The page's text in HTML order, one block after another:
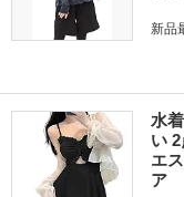
新品
水
い
エ
ア